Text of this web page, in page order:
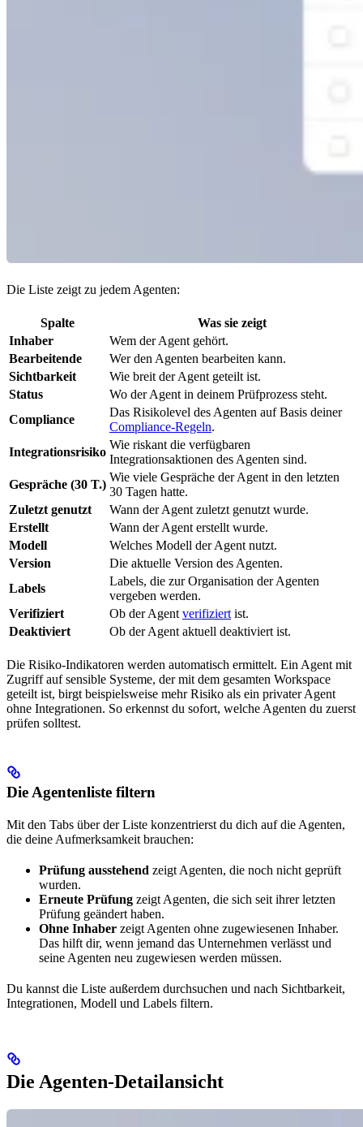
Die Liste zeigt zu jedem Agenten:
Spalte
Was sie zeigt
Inhaber
Wem der Agent gehört.
Bearbeitende
Wer den Agenten bearbeiten kann.
Sichtbarkeit
Wie breit der Agent geteilt ist.
Status
Wo der Agent in deinem Prüfprozess steht.
Compliance
Das Risikolevel des Agenten auf Basis deiner
Compliance-Regeln.
Integrationsrisiko
Wie riskant die verfügbaren
Integrationsaktionen des Agenten sind.
Gespräche (30 T.)
Wie viele Gespräche der Agent in den letzten
30 Tagen hatte.
Zuletzt genutzt
Wann der Agent zuletzt genutzt wurde.
Erstellt
Wann der Agent erstellt wurde.
Modell
Welches Modell der Agent nutzt.
Version
Die aktuelle Version des Agenten.
Labels
Labels, die zur Organisation der Agenten
vergeben werden.
Verifiziert
Ob der Agent verifiziert ist.
Deaktiviert
Ob der Agent aktuell deaktiviert ist.
Die Risiko-Indikatoren werden automatisch ermittelt. Ein Agent mit
Zugriff auf sensible Systeme, der mit dem gesamten Workspace
geteilt ist, birgt beispielsweise mehr Risiko als ein privater Agent
ohne Integrationen. So erkennst du sofort, welche Agenten du zuerst
prüfen solltest.
Die Agentenliste filtern
Mit den Tabs über der Liste konzentrierst du dich auf die Agenten,
die deine Aufmerksamkeit brauchen:
Prüfung ausstehend zeigt Agenten, die noch nicht geprüft
wurden.
Erneute Prüfung zeigt Agenten, die sich seit ihrer letzten
Prüfung geändert haben.
Ohne Inhaber zeigt Agenten ohne zugewiesenen Inhaber.
Das hilft dir, wenn jemand das Unternehmen verlässt und
seine Agenten neu zugewiesen werden müssen.
Du kannst die Liste außerdem durchsuchen und nach Sichtbarkeit,
Integrationen, Modell und Labels filtern.
Die Agenten-Detailansicht